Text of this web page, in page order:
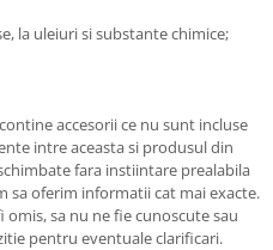
la uleiuri si substante chimice;
accesorii ce nu sunt incluse
intre aceasta si produsul din
fara instiintare prealabila
sa oferim informatii cat mai exacte.
omis, sa nu ne fie cunoscute sau
pentru eventuale clarificari.